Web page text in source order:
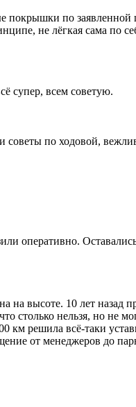
по заявленной
не лёгкая сама по
супер, всем советую.
по ходовой,
оперативно.
на высоте. 10 лет
столько нельзя, но не
км решила всё-таки
от менеджеров до